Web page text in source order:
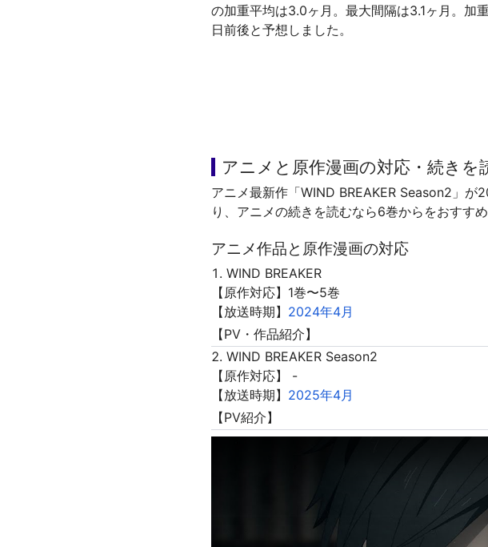
の加重平均は3.0ヶ月。最大間隔は3.1ヶ月。加
日前後と予想しました。
アニメと原作漫画の対応・続きを
アニメ最新作「WIND BREAKER Season2」
り、アニメの続きを読むなら6巻からをおすすめ
アニメ作品と原作漫画の対応
WIND BREAKER
【原作対応】1巻〜5巻
【放送時期】 2024年4月
【PV・作品紹介】
WIND BREAKER Season2
【原作対応】 -
【放送時期】 2025年4月
【PV紹介】